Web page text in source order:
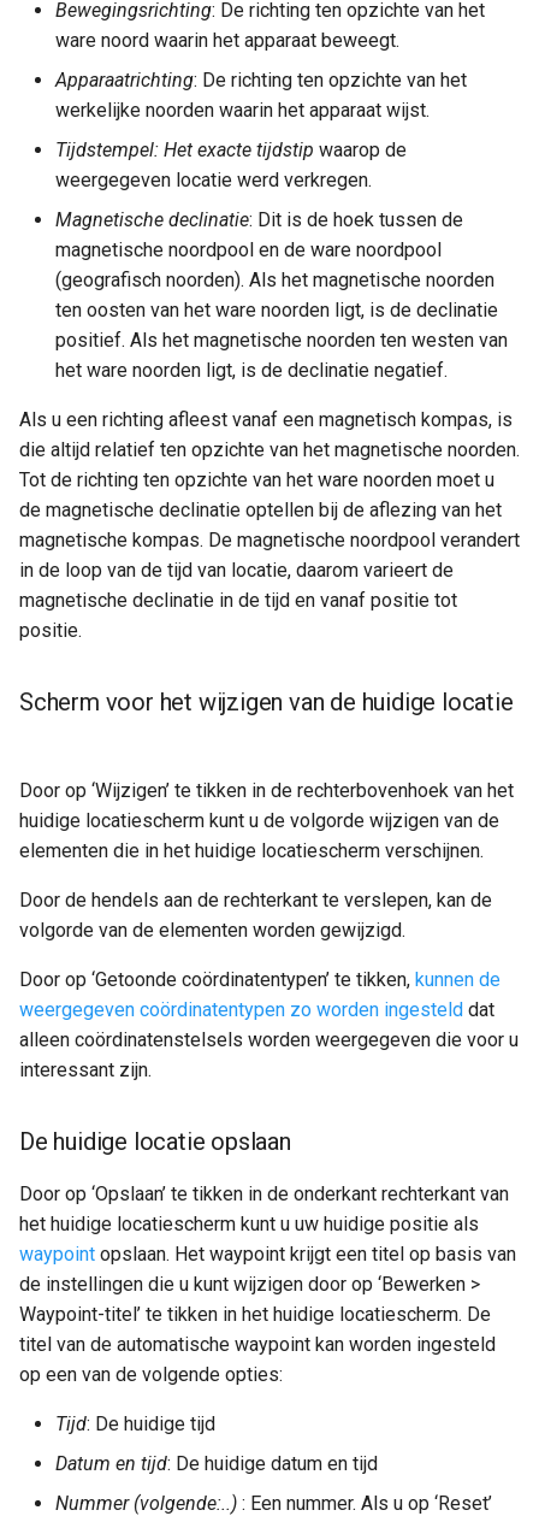
Bewegingsrichting: De richting ten opzichte van het
ware noord waarin het apparaat beweegt.
Apparaatrichting: De richting ten opzichte van het
werkelijke noorden waarin het apparaat wijst.
Tijdstempel: Het exacte tijdstip waarop de
weergegeven locatie werd verkregen.
Magnetische declinatie: Dit is de hoek tussen de
magnetische noordpool en de ware noordpool
(geografisch noorden). Als het magnetische noorden
ten oosten van het ware noorden ligt, is de declinatie
positief. Als het magnetische noorden ten westen van
het ware noorden ligt, is de declinatie negatief.
Als u een richting afleest vanaf een magnetisch kompas, is
die altijd relatief ten opzichte van het magnetische noorden.
Tot de richting ten opzichte van het ware noorden moet u
de magnetische declinatie optellen bij de aflezing van het
magnetische kompas. De magnetische noordpool verandert
in de loop van de tijd van locatie, daarom varieert de
magnetische declinatie in de tijd en vanaf positie tot
positie.
Scherm voor het wijzigen van de huidige locatie
Door op ‘Wijzigen’ te tikken in de rechterbovenhoek van het
huidige locatiescherm kunt u de volgorde wijzigen van de
elementen die in het huidige locatiescherm verschijnen.
Door de hendels aan de rechterkant te verslepen, kan de
volgorde van de elementen worden gewijzigd.
Door op ‘Getoonde coördinatentypen’ te tikken, kunnen de
weergegeven coördinatentypen zo worden ingesteld dat
alleen coördinatenstelsels worden weergegeven die voor u
interessant zijn.
De huidige locatie opslaan
Door op ‘Opslaan’ te tikken in de onderkant rechterkant van
het huidige locatiescherm kunt u uw huidige positie als
waypoint opslaan. Het waypoint krijgt een titel op basis van
de instellingen die u kunt wijzigen door op ‘Bewerken >
Waypoint-titel’ te tikken in het huidige locatiescherm. De
titel van de automatische waypoint kan worden ingesteld
op een van de volgende opties:
Tijd: De huidige tijd
Datum en tijd: De huidige datum en tijd
Nummer (volgende:..) : Een nummer. Als u op ‘Reset’